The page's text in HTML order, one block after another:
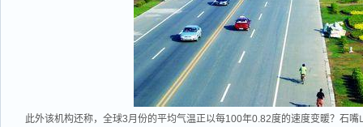
此外该机构还称，全球3月份的平均气温正以每100年0.82度的速度变暖？石